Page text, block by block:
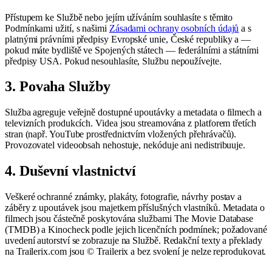
Přístupem ke Službě nebo jejím užíváním souhlasíte s těmito
Podmínkami užití, s našimi Zásadami ochrany osobních údajů a s
platnými právními předpisy Evropské unie, České republiky a —
pokud máte bydliště ve Spojených státech — federálními a státními
předpisy USA. Pokud nesouhlasíte, Službu nepoužívejte.
3. Povaha Služby
Služba agreguje veřejně dostupné upoutávky a metadata o filmech a
televizních produkcích. Videa jsou streamována z platforem třetích
stran (např. YouTube prostřednictvím vložených přehrávačů).
Provozovatel videoobsah nehostuje, nekóduje ani nedistribuuje.
4. Duševní vlastnictví
Veškeré ochranné známky, plakáty, fotografie, návrhy postav a
záběry z upoutávek jsou majetkem příslušných vlastníků. Metadata o
filmech jsou částečně poskytována službami The Movie Database
(TMDB) a Kinocheck podle jejich licenčních podmínek; požadované
uvedení autorství se zobrazuje na Službě. Redakční texty a překlady
na Trailerix.com jsou © Trailerix a bez svolení je nelze reprodukovat.